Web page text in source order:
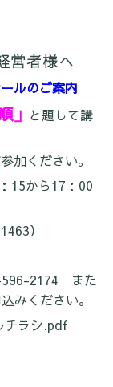
営者様へ
ルのご案内
」 と題して講
加ください。
から17：00
）
2174 また
みください。
チラシ.pdf